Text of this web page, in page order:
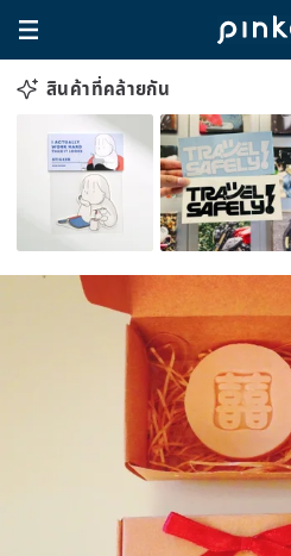
สินค้าที่คล้ายกัน